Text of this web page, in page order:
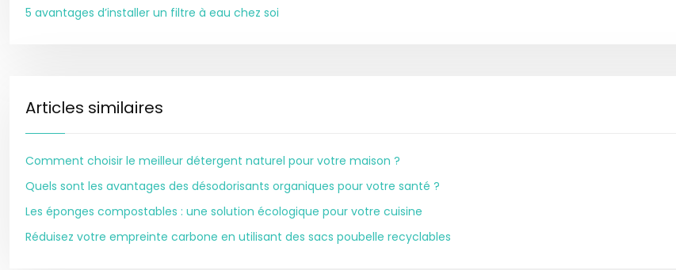
5 avantages d’installer un filtre à eau chez soi
Articles similaires
Comment choisir le meilleur détergent naturel pour votre maison ?
Quels sont les avantages des désodorisants organiques pour votre santé ?
Les éponges compostables : une solution écologique pour votre cuisine
Réduisez votre empreinte carbone en utilisant des sacs poubelle recyclables